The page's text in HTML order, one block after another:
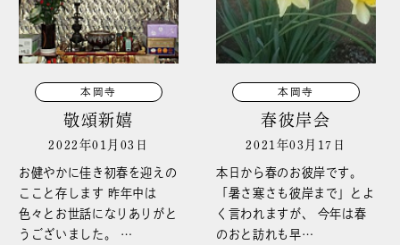
本岡寺
敬頌新嬉
2022年01月03日
お健やかに佳き初春を迎えの
ここと存します 昨年中は
色々とお世話になりありがと
うございました。 …
本岡寺
春彼岸会
2021年03月17日
本日から春のお彼岸です。
「暑さ寒さも彼岸まで」とよ
く言われますが、 今年は春
のおと訪れも早…